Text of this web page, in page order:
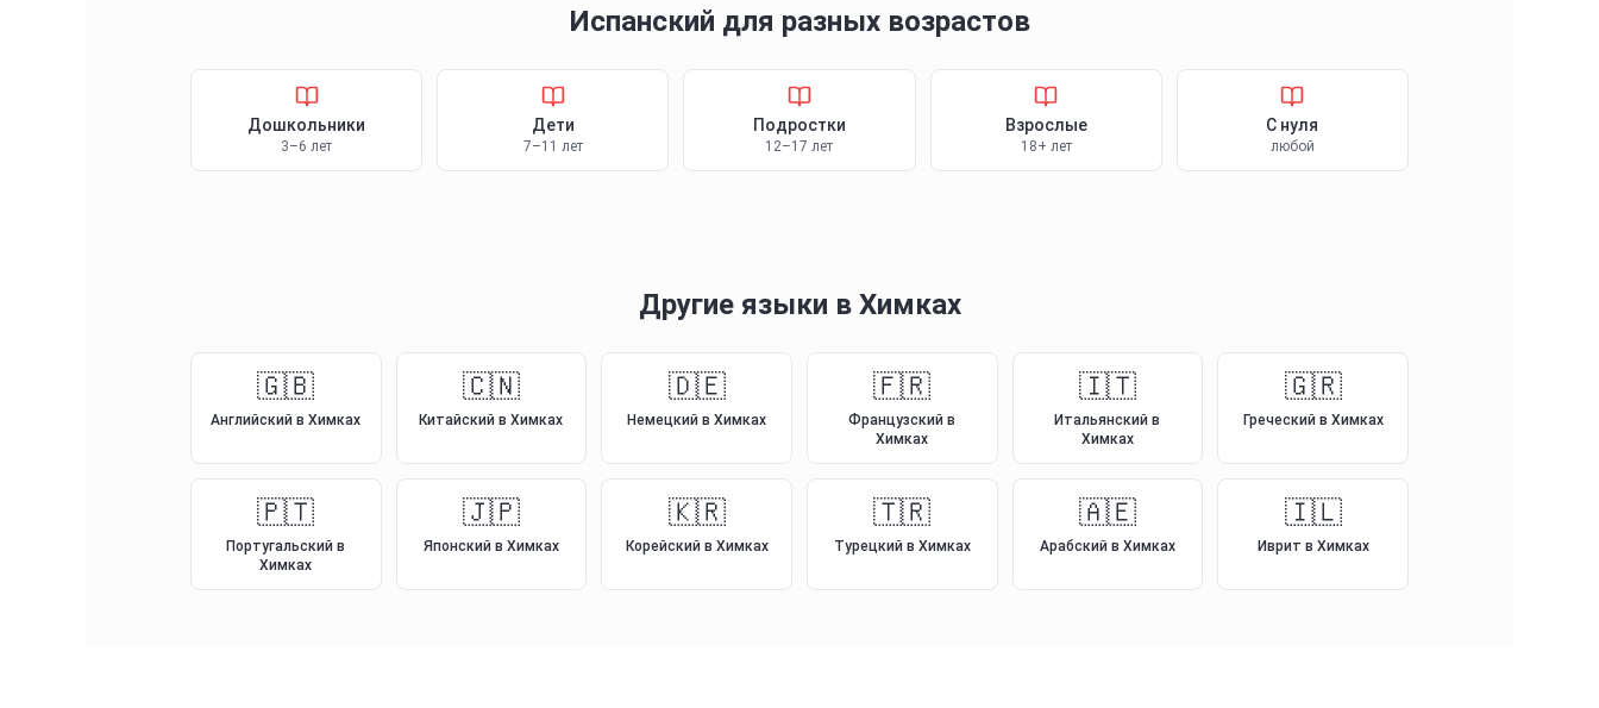
Испанский для разных возрастов
Дошкольники
3–6 лет
Дети
7–11 лет
Подростки
12–17 лет
Взрослые
18+ лет
С нуля
любой
Другие языки в Химках
🇬🇧
Английский в Химках
🇨🇳
Китайский в Химках
🇩🇪
Немецкий в Химках
🇫🇷
Французский в
Химках
🇮🇹
Итальянский в
Химках
🇬🇷
Греческий в Химках
🇵🇹
Португальский в
Химках
🇯🇵
Японский в Химках
🇰🇷
Корейский в Химках
🇹🇷
Турецкий в Химках
🇦🇪
Арабский в Химках
🇮🇱
Иврит в Химках